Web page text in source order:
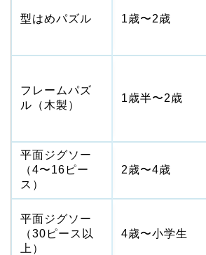
型はめパズル 1歳〜2歳
フレームパズ
ル（木製）
1歳半〜2歳
平面ジグソー
（4〜16ピー
ス）
2歳〜4歳
平面ジグソー
（30ピース以
上）
4歳〜小学生